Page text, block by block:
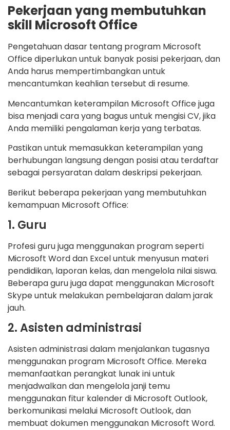
Pekerjaan yang membutuhkan
skill Microsoft Office
Pengetahuan dasar tentang program Microsoft
Office diperlukan untuk banyak posisi pekerjaan, dan
Anda harus mempertimbangkan untuk
mencantumkan keahlian tersebut di resume.
Mencantumkan keterampilan Microsoft Office juga
bisa menjadi cara yang bagus untuk mengisi CV, jika
Anda memiliki pengalaman kerja yang terbatas.
Pastikan untuk memasukkan keterampilan yang
berhubungan langsung dengan posisi atau terdaftar
sebagai persyaratan dalam deskripsi pekerjaan.
Berikut beberapa pekerjaan yang membutuhkan
kemampuan Microsoft Office:
1. Guru
Profesi guru juga menggunakan program seperti
Microsoft Word dan Excel untuk menyusun materi
pendidikan, laporan kelas, dan mengelola nilai siswa.
Beberapa guru juga dapat menggunakan Microsoft
Skype untuk melakukan pembelajaran dalam jarak
jauh.
2. Asisten administrasi
Asisten administrasi dalam menjalankan tugasnya
menggunakan program Microsoft Office. Mereka
memanfaatkan perangkat lunak ini untuk
menjadwalkan dan mengelola janji temu
menggunakan fitur kalender di Microsoft Outlook,
berkomunikasi melalui Microsoft Outlook, dan
membuat dokumen menggunakan Microsoft Word.